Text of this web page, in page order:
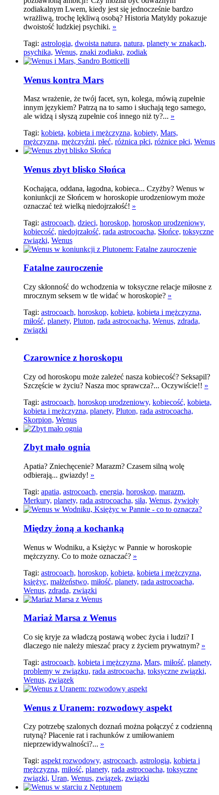
zodiakalnym Lwem, kiedy jest się jednocześnie bardzo
wrażliwą, trochę lękliwą osobą? Historia Matyldy pokazuje
dwoistość ludzkiej psychiki. »
Tagi: astrologia, dwoista natura, natura, planety w znakach,
psychika, Wenus, znaki zodiaku, zodiak
Wenus kontra Mars
Masz wrażenie, że twój facet, syn, kolega, mówią zupełnie
innym językiem? Patrzą na to samo i słuchają tego samego,
ale widzą i słyszą zupełnie coś innego niż ty?... »
Tagi: kobieta, kobieta i mężczyzna, kobiety, Mars,
mężczyzna, mężczyźni, płeć, różnica płci, różnice płci, Wenus
Wenus zbyt blisko Słońca
Kochająca, oddana, łagodna, kobieca... Czyżby? Wenus w
koniunkcji ze Słońcem w horoskopie urodzeniowym może
oznaczać też wielką niedojrzałość! »
Tagi: astrocoach, dzieci, horoskop, horoskop urodzeniowy,
kobiecość, niedojrzałość, rada astrocoacha, Słońce, toksyczne
związki, Wenus
Fatalne zauroczenie
Czy skłonność do wchodzenia w toksyczne relacje miłosne z
mrocznym seksem w tle widać w horoskopie? »
Tagi: astrocoach, horoskop, kobieta, kobieta i mężczyzna,
miłość, planety, Pluton, rada astrocoacha, Wenus, zdrada,
związki
Czarownice z horoskopu
Czy od horoskopu może zależeć nasza kobiecość? Seksapil?
Szczęście w życiu? Nasza moc sprawcza?... Oczywiście!! »
Tagi: astrocoach, horoskop urodzeniowy, kobiecość, kobieta,
kobieta i mężczyzna, planety, Pluton, rada astrocoacha,
Skorpion, Wenus
Zbyt mało ognia
Apatia? Zniechęcenie? Marazm? Czasem silną wolę
odbierają... gwiazdy! »
Tagi: apatia, astrocoach, energia, horoskop, marazm,
Merkury, planety, rada astrocoacha, siła, Wenus, żywioły
Między żoną a kochanką
Wenus w Wodniku, a Księżyc w Pannie w horoskopie
mężczyzny. Co to może oznaczać? »
Tagi: astrocoach, horoskop, kobieta, kobieta i mężczyzna,
księżyc, małżeństwo, miłość, planety, rada astrocoacha,
Wenus, zdrada, związki
Mariaż Marsa z Wenus
Co się kryje za władczą postawą wobec życia i ludzi? I
dlaczego nie należy mieszać pracy z życiem prywatnym? »
Tagi: astrocoach, kobieta i mężczyzna, Mars, miłość, planety,
problemy w związku, rada astrocoacha, toksyczne związki,
Wenus, związek
Wenus z Uranem: rozwodowy aspekt
Czy potrzebę szalonych doznań można połączyć z codzienną
rutyną? Płacenie rat i rachunków z umiłowaniem
nieprzewidywalności?... »
Tagi: aspekt rozwodowy, astrocoach, astrologia, kobieta i
mężczyzna, miłość, planety, rada astrocoacha, toksyczne
związki, Uran, Wenus, związek, związki